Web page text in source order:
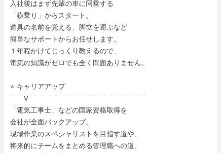
入社後はまず先輩の車に同乗する
「横乗り」からスタート。
道具の名前を覚える、脚立を運ぶなど
簡単なサポートからお任せします。
１年程かけてじっくり教えるので、
電気の知識がゼロでも全く問題ありません。
⭐ キャリアアップ
￣￣V￣￣￣￣￣￣￣￣￣￣￣￣￣￣￣￣￣
「電気工事士」などの国家資格取得を
会社が全面バックアップ。
現場作業のスペシャリストを目指す道や、
将来的にチームをまとめる管理職への道、